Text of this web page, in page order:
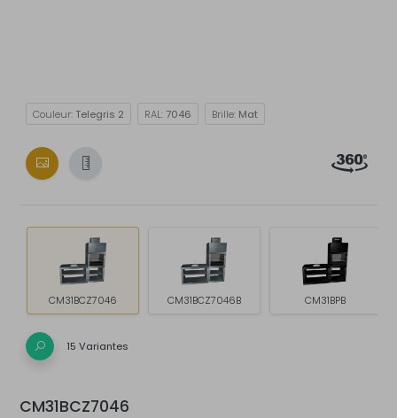
Couleur: Telegris 2 RAL:7046 Brille: Mat
CM31BCZ7046 CM31BCZ7046B CM31BPB
15 Variantes
CM31BCZ7046